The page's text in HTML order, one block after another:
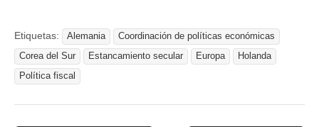
Etiquetas: Alemania
Coordinación de políticas económicas
Corea del Sur
Estancamiento secular Europa
Holanda
Política fiscal